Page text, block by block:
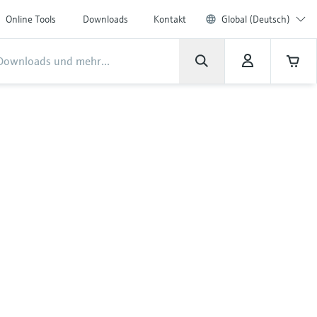
Online Tools Downloads Kontakt Global (Deutsch)